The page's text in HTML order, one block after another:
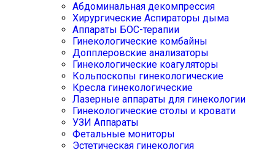
Абдоминальная декомпрессия
Хирургические Аспираторы дыма
Аппараты БОС-терапии
Гинекологические комбайны
Допплеровские анализаторы
Гинекологические коагуляторы
Кольпоскопы гинекологические
Кресла гинекологические
Лазерные аппараты для гинекологии
Гинекологические столы и кровати
УЗИ Аппараты
Фетальные мониторы
Эстетическая гинекология